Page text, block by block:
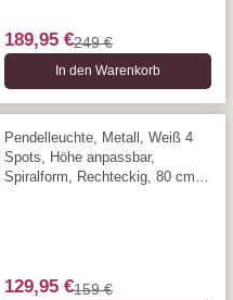
189,95 €249 €
In den Warenkorb
Pendelleuchte, Metall, Weiß 4
Spots, Höhe anpassbar,
Spiralform, Rechteckig, 80 cm x
129,95 €159 €